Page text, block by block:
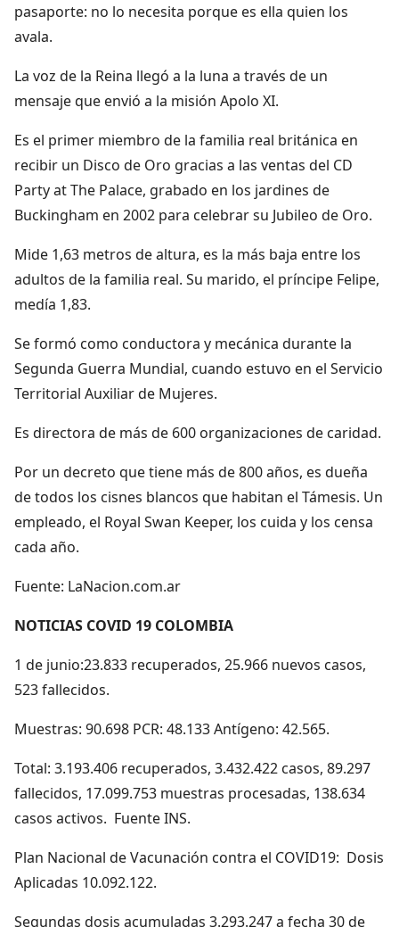
pasaporte: no lo necesita porque es ella quien los
avala.
La voz de la Reina llegó a la luna a través de un
mensaje que envió a la misión Apolo XI.
Es el primer miembro de la familia real británica en
recibir un Disco de Oro gracias a las ventas del CD
Party at The Palace, grabado en los jardines de
Buckingham en 2002 para celebrar su Jubileo de Oro.
Mide 1,63 metros de altura, es la más baja entre los
adultos de la familia real. Su marido, el príncipe Felipe,
medía 1,83.
Se formó como conductora y mecánica durante la
Segunda Guerra Mundial, cuando estuvo en el Servicio
Territorial Auxiliar de Mujeres.
Es directora de más de 600 organizaciones de caridad.
Por un decreto que tiene más de 800 años, es dueña
de todos los cisnes blancos que habitan el Támesis. Un
empleado, el Royal Swan Keeper, los cuida y los censa
cada año.
Fuente: LaNacion.com.ar
NOTICIAS COVID 19 COLOMBIA
1 de junio:23.833 recuperados, 25.966 nuevos casos,
523 fallecidos.
Muestras: 90.698 PCR: 48.133 Antígeno: 42.565.
Total: 3.193.406 recuperados, 3.432.422 casos, 89.297
fallecidos, 17.099.753 muestras procesadas, 138.634
casos activos. Fuente INS.
Plan Nacional de Vacunación contra el COVID19: Dosis
Aplicadas 10.092.122.
Segundas dosis acumuladas 3.293.247 a fecha 30 de